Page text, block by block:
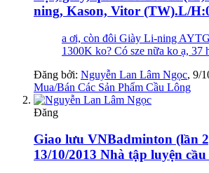
ning, Kason, Vitor (TW).L/
a ơi, còn đôi Giày Li-ning
1300K ko? Có sze nữa ko ạ, 37
Đăng bởi: Nguyễn Lan Lâm Ngọc, 9/
Mua/Bán Các Sản Phẩm Cầu Lông
Đăng
Giao lưu VNBadminton (lần
13/10/2013 Nhà tập luyện